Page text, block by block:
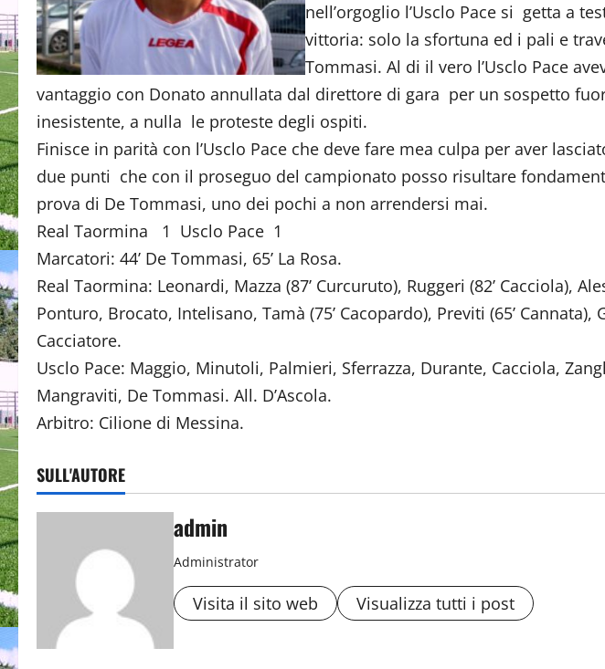
nell’orgoglio l’Usclo Pace si getta a
vittoria: solo la sfortuna ed i pali e
Tommasi. Al di il vero l’Usclo Pace
vantaggio con Donato annullata dal direttore di gara per un sospetto
inesistente, a nulla le proteste degli ospiti.
Finisce in parità con l’Usclo Pace che deve fare mea culpa per aver
due punti che con il proseguo del campionato posso risultare
prova di De Tommasi, uno dei pochi a non arrendersi mai.
Real Taormina 1 Usclo Pace 1
Marcatori: 44’ De Tommasi, 65’ La Rosa.
Real Taormina: Leonardi, Mazza (87’ Curcuruto), Ruggeri (82’ Cacciola),
Ponturo, Brocato, Intelisano, Tamà (75’ Cacopardo), Previti (65’ Cannata),
Cacciatore.
Usclo Pace: Maggio, Minutoli, Palmieri, Sferrazza, Durante, Cacciola,
Mangraviti, De Tommasi. All. D’Ascola.
Arbitro: Cilione di Messina.
SULL'AUTORE
admin
Administrator
Visita il sito web Visualizza tutti i post